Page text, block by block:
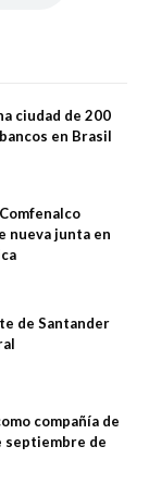
ciudad de 200
en Brasil
nueva junta en
de Santander
compañía de
septiembre de